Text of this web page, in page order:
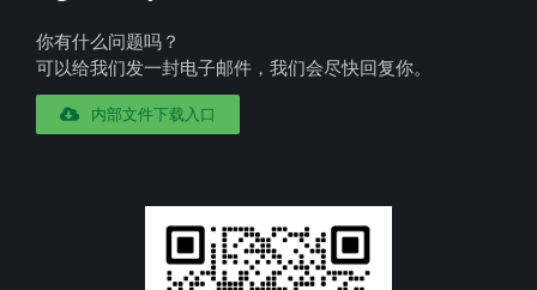
你有什么问题吗？
可以给我们发一封电子邮件，我们会尽快回复你。
内部文件下载入口